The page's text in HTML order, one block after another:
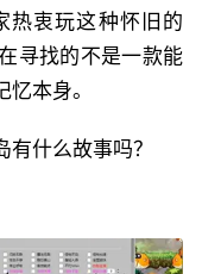
热衷玩这种怀旧的
寻找的不是一款能
本身。
有什么故事吗？